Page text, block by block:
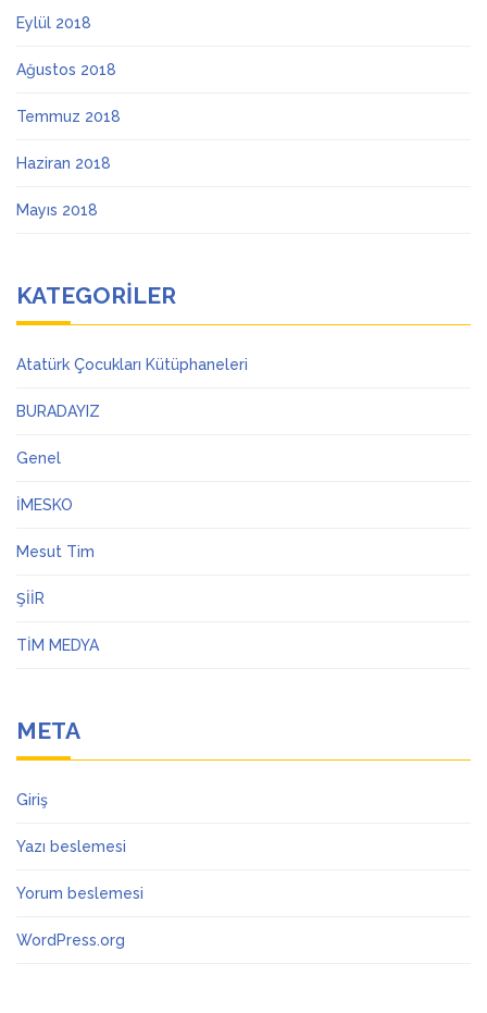
Eylül 2018
Ağustos 2018
Temmuz 2018
Haziran 2018
Mayıs 2018
KATEGORILER
Atatürk Çocukları Kütüphaneleri
BURADAYIZ
Genel
İMESKO
Mesut Tim
ŞİİR
TİM MEDYA
META
Giriş
Yazı beslemesi
Yorum beslemesi
WordPress.org